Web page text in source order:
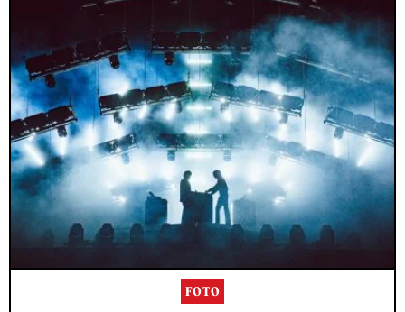
FOTO